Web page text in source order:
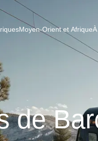
Moyen-Orient et Afrique
de